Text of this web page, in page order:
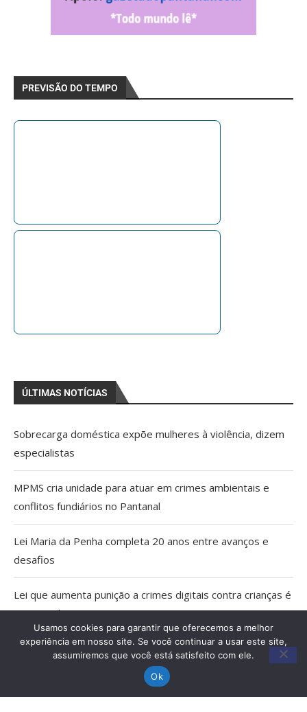
PREVISÃO DO TEMPO
ÚLTIMAS NOTÍCIAS
Sobrecarga doméstica expõe mulheres à violência, dizem
especialistas
MPMS cria unidade para atuar em crimes ambientais e
conflitos fundiários no Pantanal
Lei Maria da Penha completa 20 anos entre avanços e
desafios
Lei que aumenta punição a crimes digitais contra crianças é
sancionada
Instabilidade avança sobre o Estado do Pantanal e nova
frente fria chega no domingo
Usamos cookies para garantir que oferecemos a melhor
experiência em nosso site. Se você continuar a usar este site,
assumiremos que você está satisfeito com ele.
Ok